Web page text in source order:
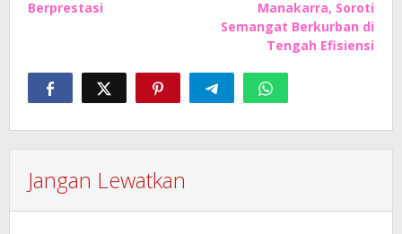
Berprestasi
Manakarra, Soroti
Semangat Berkurban di
Tengah Efisiensi
Jangan Lewatkan